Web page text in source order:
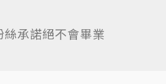
承諾絕不會畢業